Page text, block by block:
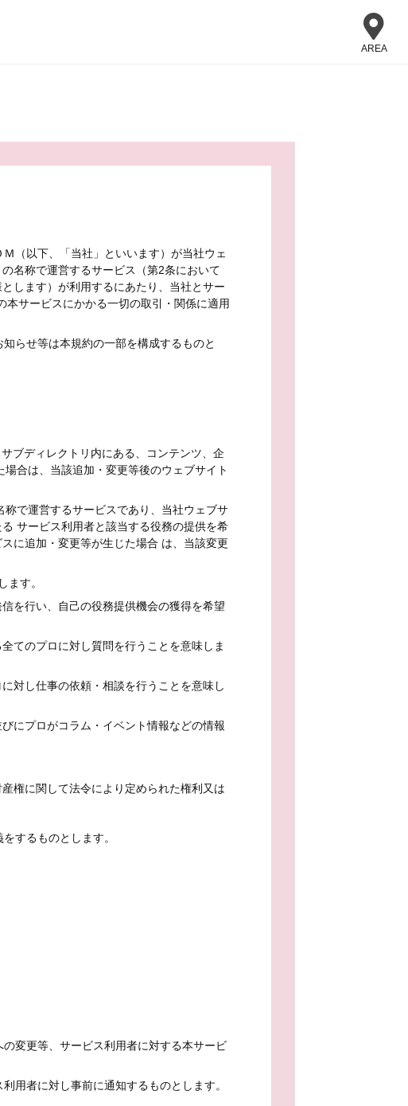
AREA
（以下、「当社」といいます）が当社ウェ
名称で運営するサービス（第2条において
します）が利用するにあたり、当社とサー
サービスにかかる一切の取引・関係に適用
らせ等は本規約の一部を構成するものと
ブディレクトリ内にある、コンテンツ、企
合は、当該追加・変更等後のウェブサイト
称で運営するサービスであり、当社ウェブサ
サービス利用者と該当する役務の提供を希
に追加・変更等が生じた場合 は、当該変更
ます。
を行い、自己の役務提供機会の獲得を希望
てのプロに対し質問を行うことを意味しま
対し仕事の依頼・相談を行うことを意味し
にプロがコラム・イベント情報などの情報
権に関して法令により定められた権利又は
するものとします。
変更等、サービス利用者に対する本サービ
用者に対し事前に通知するものとします。